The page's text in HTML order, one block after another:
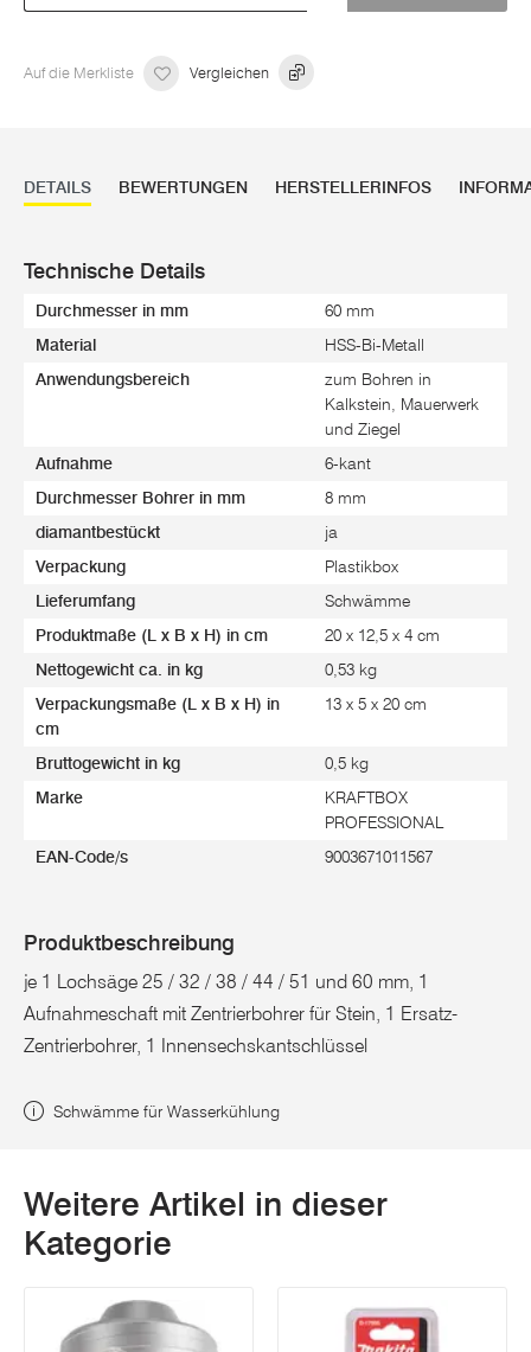
Auf die Merkliste Vergleichen
DETAILS BEWERTUNGEN HERSTELLERINFOS
Technische Details
Durchmesser in mm 60 mm
Material HSS-Bi-Metall
Anwendungsbereich
zum Bohren in
Kalkstein, Mauerwerk
und Ziegel
Aufnahme 6-kant
Durchmesser Bohrer in mm 8 mm
diamantbestückt ja
Verpackung Plastikbox
Lieferumfang Schwämme
Produktmaße (L x B x H) in cm 20 x 12,5 x 4 cm
Nettogewicht ca. in kg 0,53 kg
Verpackungsmaße (L x B x H) in
cm
13 x 5 x 20 cm
Bruttogewicht in kg 0,5 kg
Marke
KRAFTBOX
PROFESSIONAL
EAN-Code/s 9003671011567
Produktbeschreibung
je 1 Lochsäge 25 / 32 / 38 / 44 / 51 und 60 mm, 1
Aufnahmeschaft mit Zentrierbohrer für Stein, 1 Ersatz-
Zentrierbohrer, 1 Innensechskantschlüssel
Schwämme für Wasserkühlung
Weitere Artikel in dieser
Kategorie